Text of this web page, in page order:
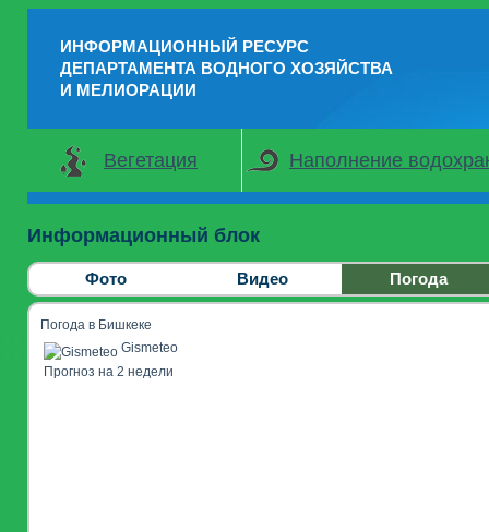
ИНФОРМАЦИОННЫЙ РЕСУРС
ДЕПАРТАМЕНТА ВОДНОГО ХОЗЯЙСТВА
И МЕЛИОРАЦИИ
Вегетация Наполнение
Информационный блок
Фото Видео Погода
Погода в Бишкеке
Gismeteo
Прогноз на 2 недели